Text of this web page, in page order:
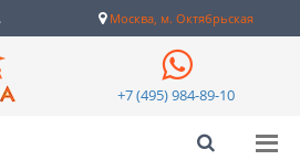
Москва, м. Октябрьская
+7 (495) 984-89-10